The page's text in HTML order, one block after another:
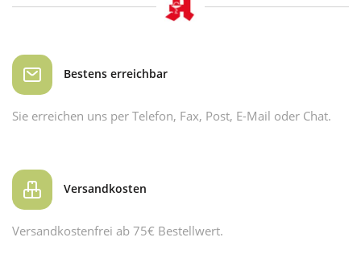
Bestens erreichbar
Sie erreichen uns per Telefon, Fax, Post, E-Mail oder Chat.
Versandkosten
Versandkostenfrei ab 75€ Bestellwert.